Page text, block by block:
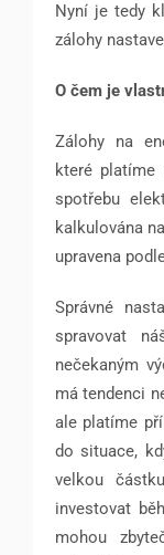
Nyní je tedy
zálohy
O čem je
Zálohy na
které platíme
spotřebu
kalkulována
upravena
Správné
spravovat
nečekaným
má tendenci
ale platíme
do situace,
velkou
investovat
mohou